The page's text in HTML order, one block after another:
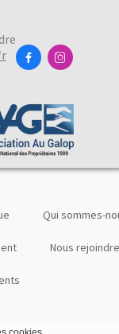
 
Qui sommes-
Nous rejoindre